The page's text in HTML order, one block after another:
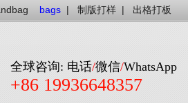
bags | 制版打样 | 出格打板
全球咨询: 电话/微信/WhatsApp
+86 19936648357